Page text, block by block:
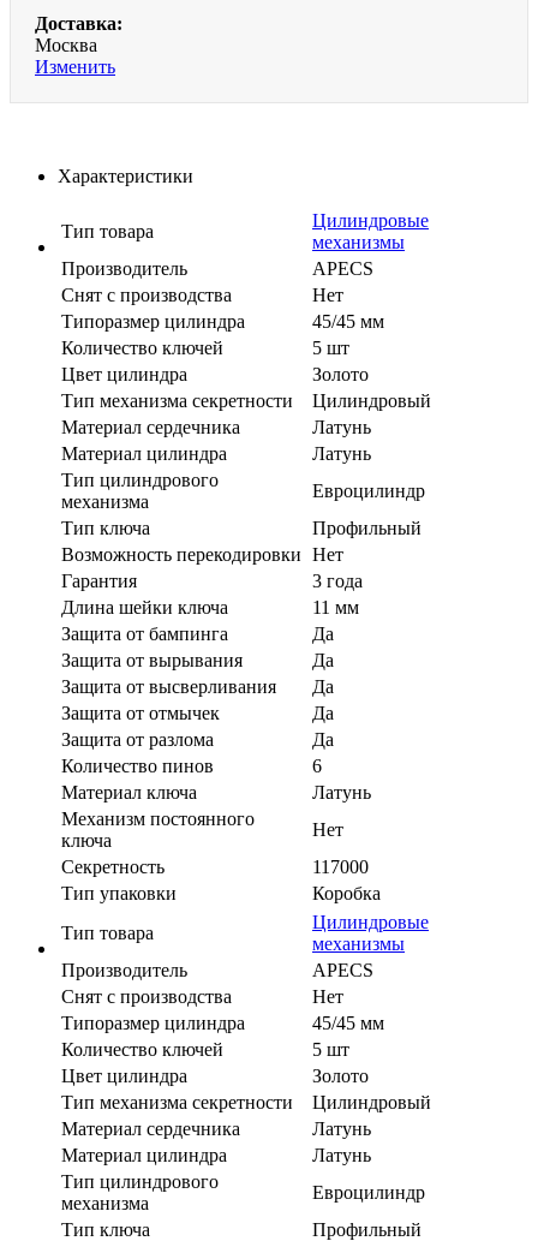
Доставка:
Москва
Изменить
Характеристики
Тип товара
Цилиндровые
механизмы
Производитель
APECS
Cнят с производства
Нет
Типоразмер цилиндра
45/45 мм
Количество ключей
5 шт
Цвет цилиндра
Золото
Тип механизма секретности
Цилиндровый
Материал сердечника
Латунь
Материал цилиндра
Латунь
Тип цилиндрового
механизма
Евроцилиндр
Тип ключа
Профильный
Возможность перекодировки Нет
Гарантия
3 года
Длина шейки ключа
11 мм
Защита от бампинга
Да
Защита от вырывания
Да
Защита от высверливания
Да
Защита от отмычек
Да
Защита от разлома
Да
Количество пинов
6
Материал ключа
Латунь
Механизм постоянного
ключа
Нет
Секретность
117000
Тип упаковки
Коробка
Тип товара
Цилиндровые
механизмы
Производитель
APECS
Cнят с производства
Нет
Типоразмер цилиндра
45/45 мм
Количество ключей
5 шт
Цвет цилиндра
Золото
Тип механизма секретности
Цилиндровый
Материал сердечника
Латунь
Материал цилиндра
Латунь
Тип цилиндрового
механизма
Евроцилиндр
Тип ключа
Профильный